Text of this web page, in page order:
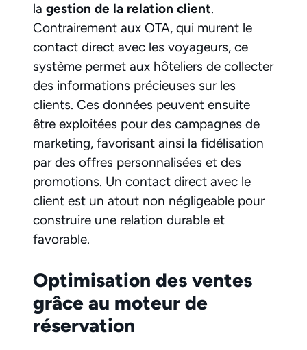
la gestion de la relation client.
Contrairement aux OTA, qui murent le
contact direct avec les voyageurs, ce
système permet aux hôteliers de collecter
des informations précieuses sur les
clients. Ces données peuvent ensuite
être exploitées pour des campagnes de
marketing, favorisant ainsi la fidélisation
par des offres personnalisées et des
promotions. Un contact direct avec le
client est un atout non négligeable pour
construire une relation durable et
favorable.
Optimisation des ventes
grâce au moteur de
réservation